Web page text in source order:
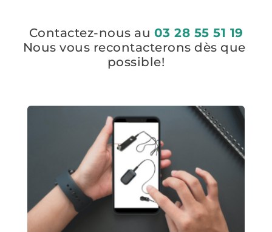
Contactez-nous au 03 28 55 51 19
Nous vous recontacterons dès que
possible!